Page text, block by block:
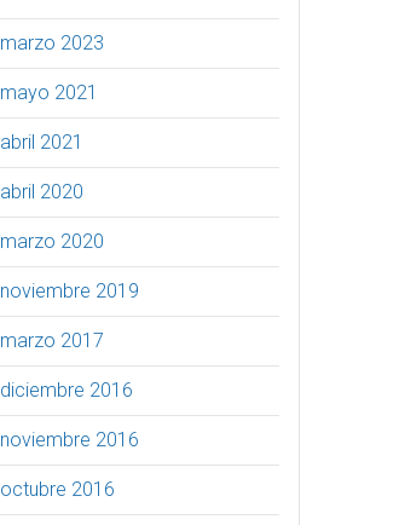
marzo 2023
mayo 2021
abril 2021
abril 2020
marzo 2020
noviembre 2019
marzo 2017
diciembre 2016
noviembre 2016
octubre 2016